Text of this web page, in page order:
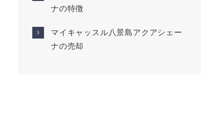
ナの特徴
マイキャッスル八景島アクアシェー
ナの売却